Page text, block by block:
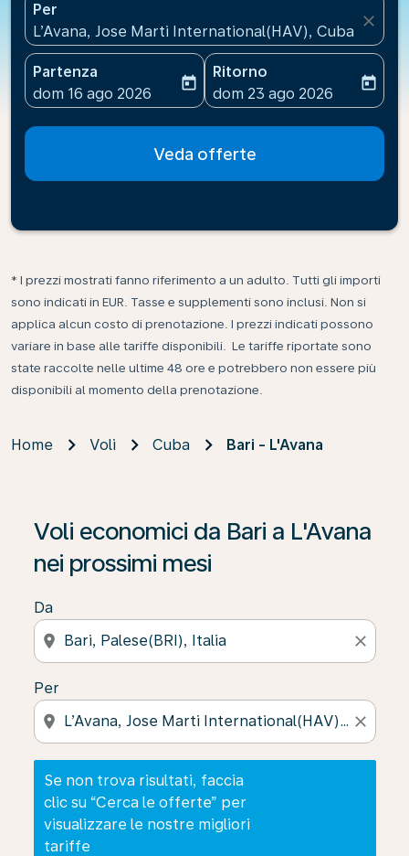
Per
L’Avana, Jose Marti International(HAV), Cuba
close
Partenza
fc-booking-departure-date-aria-label
dom 16 ago 2026
today
Ritorno
fc-booking-return-date-
dom 23 ago 2026
today
Veda offerte
* I prezzi mostrati fanno riferimento a un adulto. Tutti gli importi
sono indicati in EUR. Tasse e supplementi sono inclusi. Non si
applica alcun costo di prenotazione. I prezzi indicati possono
variare in base alle tariffe disponibili. Le tariffe riportate sono
state raccolte nelle ultime 48 ore e potrebbero non essere più
disponibili al momento della prenotazione.
Home Voli Cuba Bari - L'Avana
Voli economici da Bari a L'Avana
nei prossimi mesi
Da
location_on close
Per
location_on close
Se non trova risultati, faccia
clic su “Cerca le offerte” per
visualizzare le nostre migliori
tariffe
Se non trova risultati, faccia clic su “Cerca le offerte”